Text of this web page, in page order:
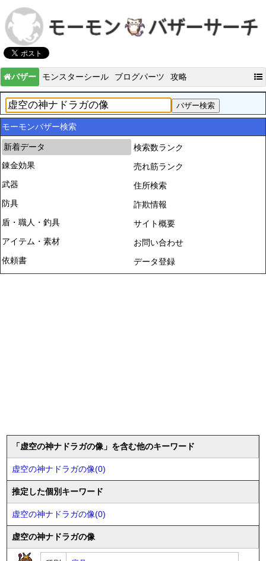
バザー モンスターシール ブログパーツ 攻略
モーモンバザー検索
新着データ
錬金効果
武器
防具
盾・職人・釣具
アイテム・素材
依頼書
検索数ランク
売れ筋ランク
住所検索
詐欺情報
サイト概要
お問い合わせ
データ登録
「虚空の神ナドラガの像」を含む他のキーワード
虚空の神ナドラガの像(0)
推定した個別キーワード
虚空の神ナドラガの像(0)
虚空の神ナドラガの像